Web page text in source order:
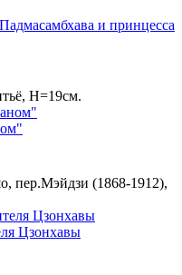
и принцесса
Н=19см.
пер.Мэйдзи (1868-1912),
Цзонхавы